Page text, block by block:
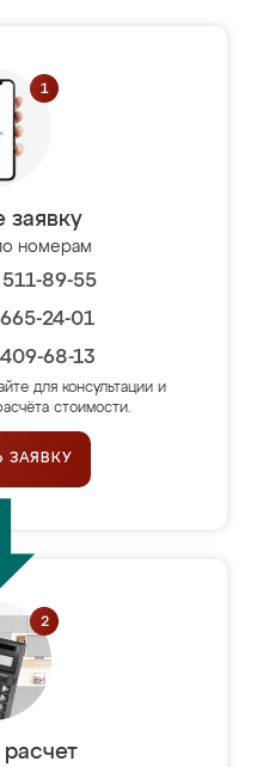
заявку
номерам
89-55
24-01
68-13
для консультации и
стоимости.
ЗАЯВКУ